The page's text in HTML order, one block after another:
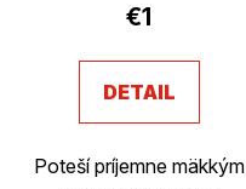
€1
DETAIL
Poteší príjemne mäkkým